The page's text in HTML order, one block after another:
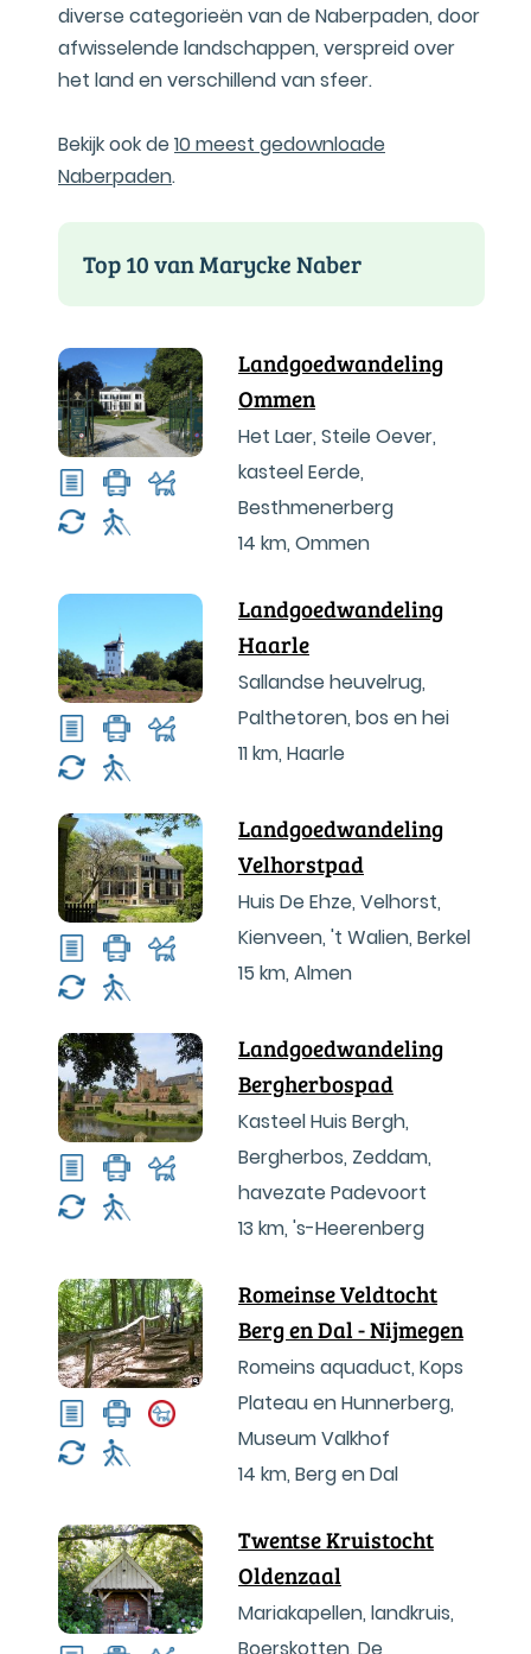
diverse categorieën van de Naberpaden, door
afwisselende landschappen, verspreid over
het land en verschillend van sfeer.
Bekijk ook de10 meest gedownloade
Naberpaden.
Top 10 van Marycke Naber
Landgoedwandeling
Ommen
Het Laer, Steile Oever,
kasteel Eerde,
Besthmenerberg
14 km, Ommen
Landgoedwandeling
Haarle
Sallandse heuvelrug,
Palthetoren, bos en hei
11 km, Haarle
Landgoedwandeling
Velhorstpad
Huis De Ehze, Velhorst,
Kienveen, 't Walien, Berkel
15 km, Almen
Landgoedwandeling
Bergherbospad
Kasteel Huis Bergh,
Bergherbos, Zeddam,
havezate Padevoort
13 km, 's-Heerenberg
Romeinse Veldtocht
Berg en Dal - Nijmegen
Romeins aquaduct, Kops
Plateau en Hunnerberg,
Museum Valkhof
14 km, Berg en Dal
Twentse Kruistocht
Oldenzaal
Mariakapellen, landkruis,
Boerskotten, De